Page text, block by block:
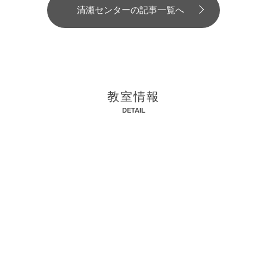
清瀬センターの記事一覧へ
教室情報
DETAIL